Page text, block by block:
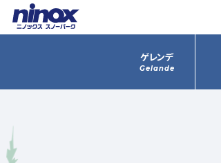
ゲレンデ
Gelande